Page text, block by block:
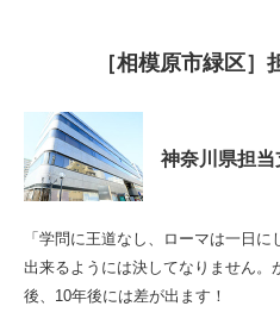
［相模原市緑区
神奈川県担当
「学問に王道なし、ローマは一日
出来るようには決してなりません。
後、10年後には差が出ます！